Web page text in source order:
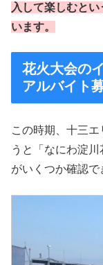
入して楽しむと
います。
花火大会の
アルバイト
この時期、十三
うと「なにわ淀
がいくつか確認で